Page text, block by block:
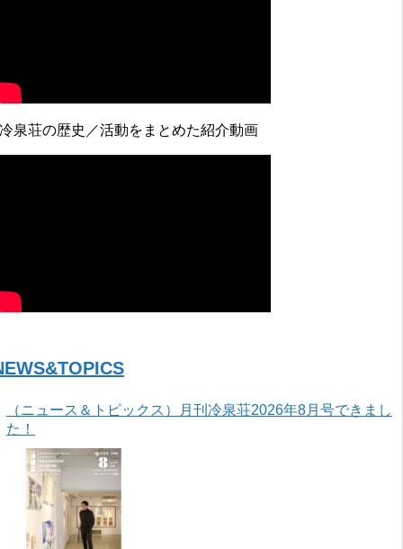
泉荘の歴史／活動をまとめた紹介動画
（ニュース＆トピックス）月刊冷泉荘2026年8月号できまし
た！